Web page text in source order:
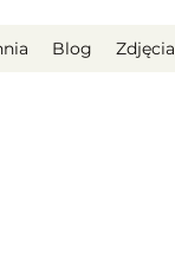
Blog Zdjęcia